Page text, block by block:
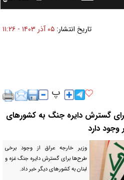
تاریخ انتشار: ۰۵ آذر ۱۴۰۳ - ۱۱:۲۶
گسترش دایره جنگ به کشورهای
وجود دارد
وزیر خارجه عراق از وجود برخی
طرح‌ها برای گسترش دایره جنگ غزه و
لبنان به کشورهای دیگر خبر داد.